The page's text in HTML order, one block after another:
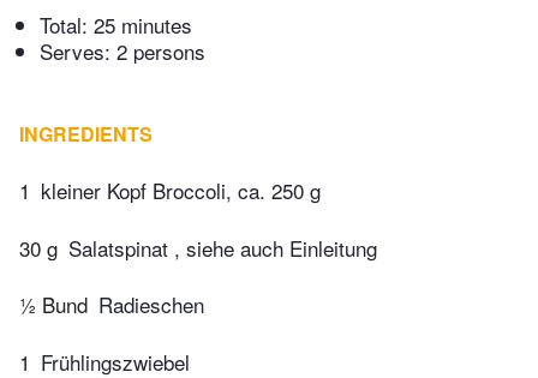
Total: 25 minutes
Serves: 2 persons
INGREDIENTS
1 kleiner Kopf Broccoli, ca. 250 g
30 g Salatspinat , siehe auch Einleitung
½ Bund Radieschen
1 Frühlingszwiebel